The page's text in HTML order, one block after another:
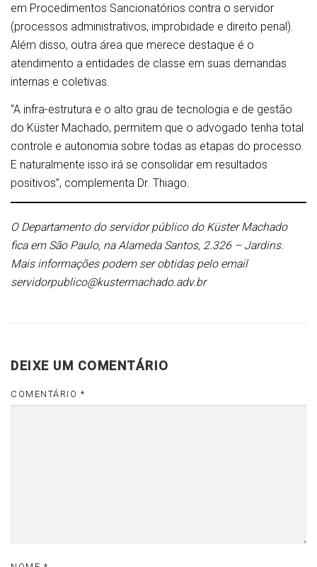
em Procedimentos Sancionatórios contra o servidor
(processos administrativos, improbidade e direito penal).
Além disso, outra área que merece destaque é o
atendimento a entidades de classe em suas demandas
internas e coletivas.
“A infra-estrutura e o alto grau de tecnologia e de gestão
do Küster Machado, permitem que o advogado tenha total
controle e autonomia sobre todas as etapas do processo.
E naturalmente isso irá se consolidar em resultados
positivos”, complementa Dr. Thiago.
O Departamento do servidor público do Küster Machado
fica em São Paulo, na Alameda Santos, 2.326 – Jardins.
Mais informações podem ser obtidas pelo email
servidorpublico@kustermachado.adv.br
DEIXE UM COMENTÁRIO
COMENTÁRIO *